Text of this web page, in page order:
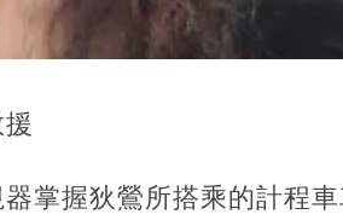
掌握狄鶯所搭乘的計程